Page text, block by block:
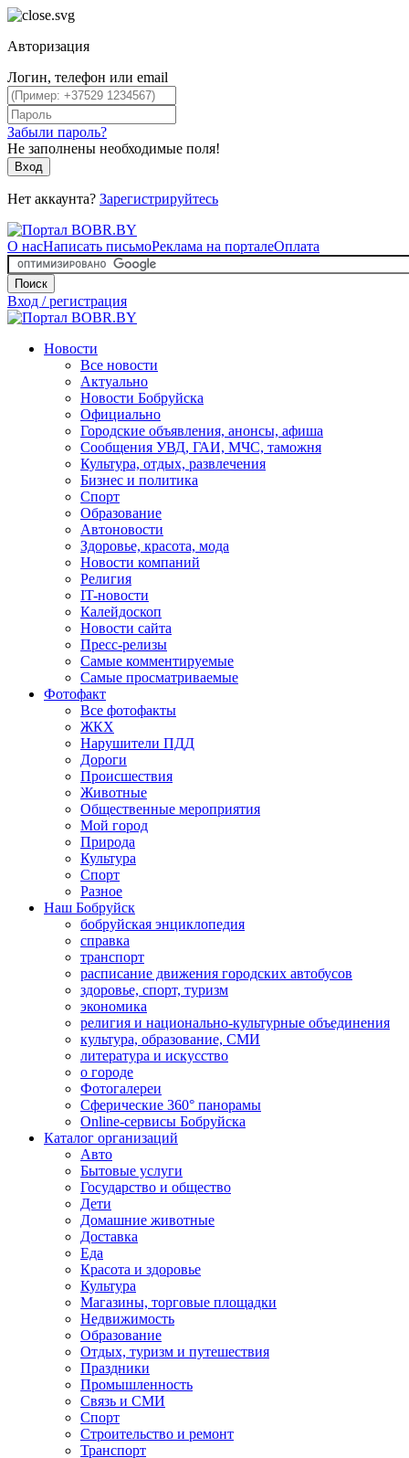
Авторизация
Логин, телефон или email
Забыли пароль?
Не заполнены необходимые поля!
Вход
Нет аккаунта? Зарегистрируйтесь
О насНаписать письмоРеклама на порталеОплата
Поиск
Вход / регистрация
Новости
Все новости
Актуально
Новости Бобруйска
Официально
Городские объявления, анонсы, афиша
Сообщения УВД, ГАИ, МЧС, таможня
Культура, отдых, развлечения
Бизнес и политика
Спорт
Образование
Автоновости
Здоровье, красота, мода
Новости компаний
Религия
IT-новости
Калейдоскоп
Новости сайта
Пресс-релизы
Самые комментируемые
Самые просматриваемые
Фотофакт
Все фотофакты
ЖКХ
Нарушители ПДД
Дороги
Происшествия
Животные
Общественные мероприятия
Мой город
Природа
Культура
Спорт
Разное
Наш Бобруйск
бобруйская энциклопедия
справка
транспорт
расписание движения городских автобусов
здоровье, спорт, туризм
экономика
религия и национально-культурные объединения
культура, образование, СМИ
литература и искусство
о городе
Фотогалереи
Сферические 360° панорамы
Online-сервисы Бобруйска
Каталог организаций
Авто
Бытовые услуги
Государство и общество
Дети
Домашние животные
Доставка
Еда
Красота и здоровье
Культура
Магазины, торговые площадки
Недвижимость
Образование
Отдых, туризм и путешествия
Праздники
Промышленность
Связь и СМИ
Спорт
Строительство и ремонт
Транспорт